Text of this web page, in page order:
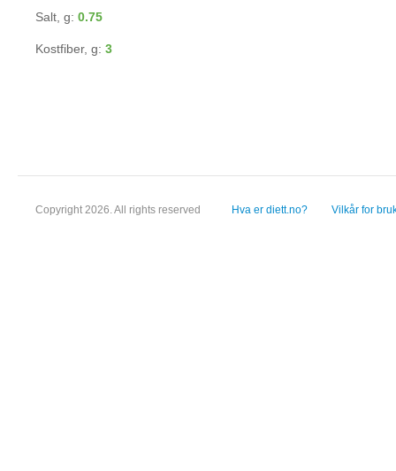
Salt, g: 0.75
Kostfiber, g: 3
Copyright 2026. All rights reserved Hva er diett.no? Vilkår for